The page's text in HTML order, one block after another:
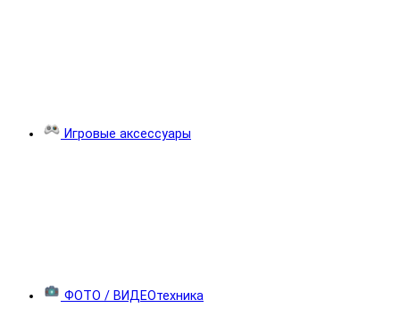
Игровые аксессуары
ФОТО / ВИДЕОтехника